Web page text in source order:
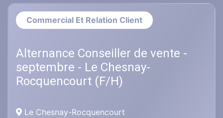
Commercial Et Relation Client
Alternance Conseiller de vente -
septembre - Le Chesnay-
Rocquencourt (F/H)
Le Chesnay-Rocquencourt